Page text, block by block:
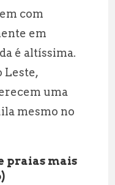
com
em
é altíssima.
Leste,
uma
mesmo no
praias mais